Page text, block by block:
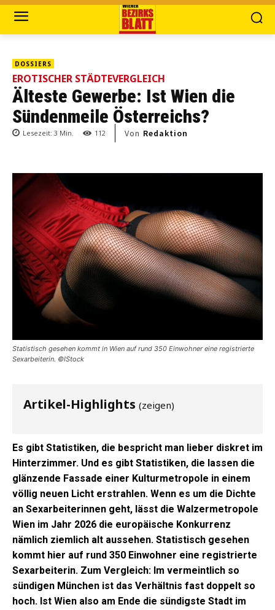
DOSSIERS
EROTISCHER STÄDTEVERGLEICH
Älteste Gewerbe: Ist Wien die
Sündenmeile Österreichs?
Lesezeit: 3 Min. 112 Von Redaktion
Statistisch gesehen kommt in Wien auf rund 350 Einwohner eine registrierte
Sexarbeiterin. ©IStock
Artikel-Highlights (zeigen)
Es gibt Statistiken, die bespricht man lieber diskret im
Hinterzimmer. Und es gibt Statistiken, die lassen die
glänzende Fassade einer Kulturmetropole in einem
völlig neuen Licht erstrahlen. Wenn es um die Dichte
an Sexarbeiterinnen geht, lässt die Walzermetropole
Wien im Jahr 2026 die europäische Konkurrenz
nämlich ziemlich alt aussehen. Statistisch gesehen
kommt hier auf rund 350 Einwohner eine registrierte
Sexarbeiterin. Zum Vergleich: Im vermeintlich so
sündigen München ist das Verhältnis fast doppelt so
hoch. Ist Wien also am Ende die sündigste Stadt im